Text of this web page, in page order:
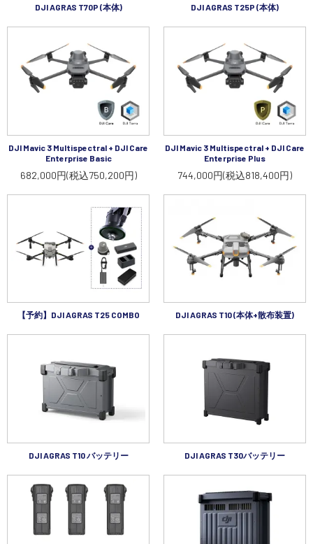
SEKIDO 会社概要
DJI AGRAS T70P (本体) DJI AGRAS T25P (本体)
DJI Mavic 3 Multispectral + DJI Care
Enterprise Basic
682,000円(税込750,200円)
DJI Mavic 3 Multispectral + DJI Care
Enterprise Plus
744,000円(税込818,400円)
【予約】DJI AGRAS T25 COMBO DJI AGRAS T10 (本体+散布装置)
DJI AGRAS T10 バッテリー DJI AGRAS T30バッテリー